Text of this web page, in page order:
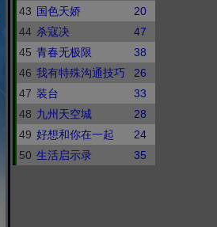
43 国色天娇
20
44 杀寇决
47
45 青春无极限
38
46 我有特殊沟通技巧
26
47 装台
33
48 九州天空城
28
49 好想和你在一起
24
50 生活启示录 35